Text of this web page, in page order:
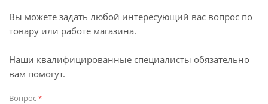
Вы можете задать любой интересующий вас вопрос по
товару или работе магазина.
Наши квалифицированные специалисты обязательно
вам помогут.
Вопрос*